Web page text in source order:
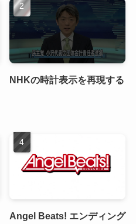
NHKの時計表示を再現する
Angel Beats! エンディング